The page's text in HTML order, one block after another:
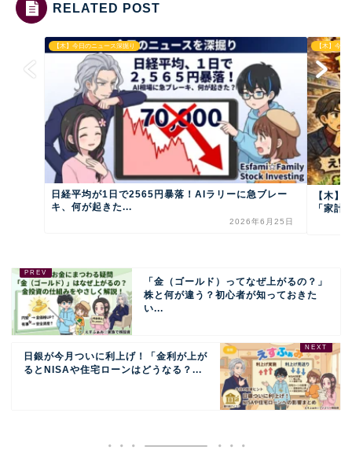
RELATED POST
【木】今日のニュース深掘り
日経平均が1日で2565円暴落！AIラリーに急ブレー
キ、何が起きた...
2026年6月25日
【木】今日
【木】
「家計
「金（ゴールド）ってなぜ上がるの？」
株と何が違う？初心者が知っておきた
い...
日銀が今月ついに利上げ！「金利が上が
るとNISAや住宅ローンはどうなる？...